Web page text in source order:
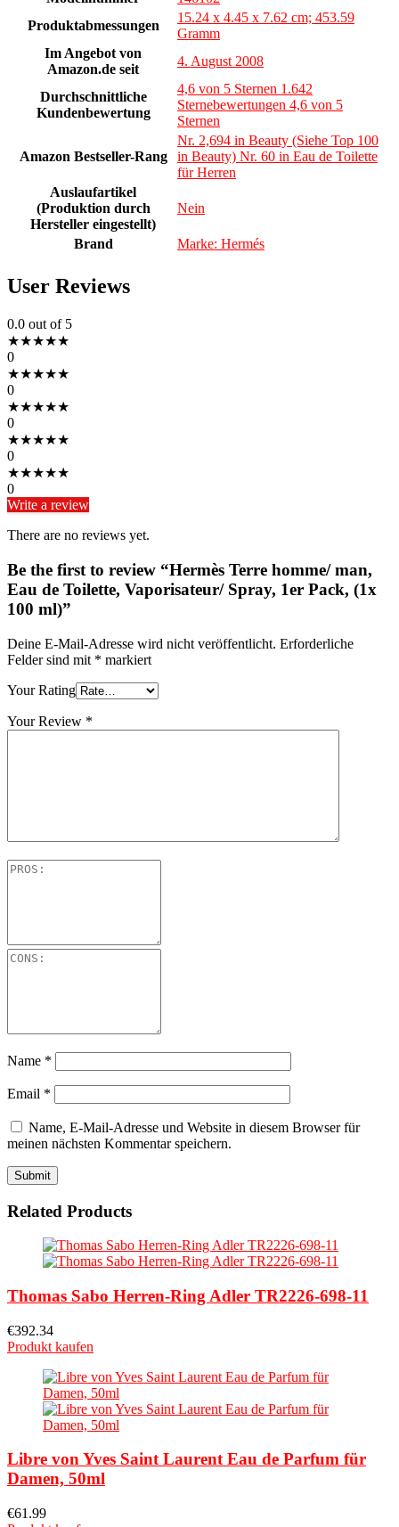
Produktabmessungen
15.24 x 4.45 x 7.62 cm; 453.59
Gramm
Im Angebot von
Amazon.de seit
4. August 2008
Durchschnittliche
Kundenbewertung
4,6 von 5 Sternen 1.642
Sternebewertungen 4,6 von 5
Sternen
Amazon Bestseller-Rang
Nr. 2,694 in Beauty (Siehe Top 100
in Beauty) Nr. 60 in Eau de Toilette
für Herren
Auslaufartikel
(Produktion durch
Hersteller eingestellt)
Nein
Brand Marke: Hermés
User Reviews
0.0 out of 5
★★★★★
0
★★★★★
0
★★★★★
0
★★★★★
0
★★★★★
0
Write a review
There are no reviews yet.
Be the first to review “Hermès Terre homme/ man,
Eau de Toilette, Vaporisateur/ Spray, 1er Pack, (1x
100 ml)”
Deine E-Mail-Adresse wird nicht veröffentlicht. Erforderliche
Felder sind mit * markiert
Your Rating
Your Review *
Name *
Email *
Name, E-Mail-Adresse und Website in diesem Browser für
meinen nächsten Kommentar speichern.
Related Products
Thomas Sabo Herren-Ring Adler TR2226-698-11
€392.34
Produkt kaufen
Libre von Yves Saint Laurent Eau de Parfum für
Damen, 50ml
€61.99